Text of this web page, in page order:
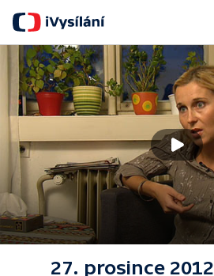
27. prosince 2012